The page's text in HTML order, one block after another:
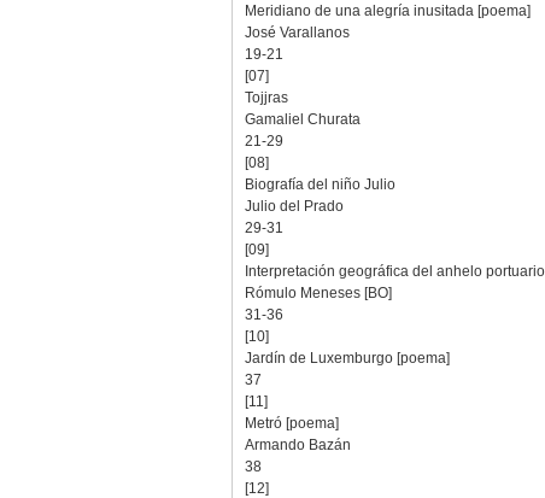
Meridiano de una alegría inusitada [poema]
José Varallanos
19-21
[07]
Tojjras
Gamaliel Churata
21-29
[08]
Biografía del niño Julio
Julio del Prado
29-31
[09]
Interpretación geográfica del anhelo
Rómulo Meneses [BO]
31-36
[10]
Jardín de Luxemburgo [poema]
37
[11]
Metró [poema]
Armando Bazán
38
[12]